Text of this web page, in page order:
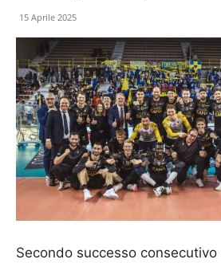
15 Aprile 2025
Secondo successo